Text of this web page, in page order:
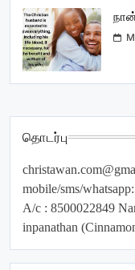
தொடர்பு
mobile/sms/
A/c : 8500022849
inpanathan